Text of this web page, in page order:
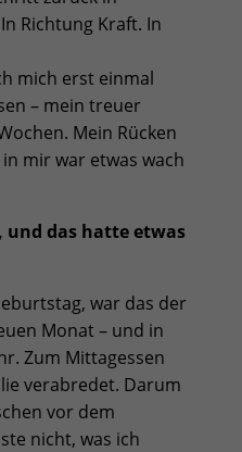
Richtung Kraft. In
mich erst einmal
– mein treuer
Mein Rücken
mir war etwas wach
und das hatte etwas
war das der
Monat – und in
Zum Mittagessen
verabredet. Darum
vor dem
nicht, was ich